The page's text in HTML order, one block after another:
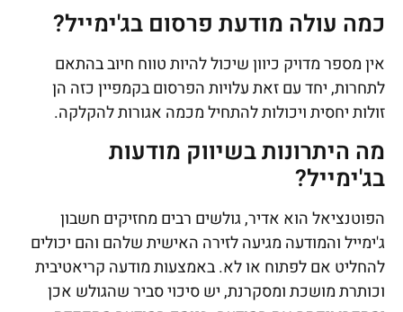
כמה עולה מודעת פרסום בג'ימייל?
אין מספר מדויק כיוון שיכול להיות טווח חיוב בהתאם
לתחרות, יחד עם זאת עלויות הפרסום בקמפיין כזה הן
זולות יחסית ויכולות להתחיל מכמה אגורות להקלקה.
מה היתרונות בשיווק מודעות
בג'ימייל?
הפוטנציאל הוא אדיר, גולשים רבים מחזיקים חשבון
ג'ימייל והמודעה מגיעה לזירה האישית שלהם והם יכולים
להחליט אם לפתוח או לא. באמצעות מודעה קריאטיבית
וכותרת מושכת ומסקרנת, יש סיכוי סביר שהגולש אכן